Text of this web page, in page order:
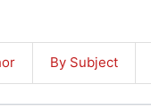
By Subject